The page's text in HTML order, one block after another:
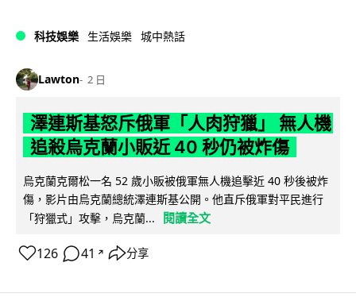
科技娛樂 生活娛樂 城中熱話
Lawton 2 日
澤連斯基怒斥俄軍「人肉狩獵」 無人機
追殺烏克蘭小販近 40 秒仍被炸傷
烏克蘭克爾松一名 52 歲小販被俄軍無人機追擊近 40 秒後被炸
傷，影片由烏克蘭總統澤連斯基公開。他直斥俄軍對平民進行
「狩獵式」攻擊，烏克蘭...
閱讀全文
126 41 ↗ 分享